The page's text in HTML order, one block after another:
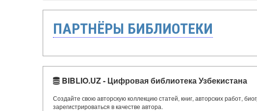
ПАРТНЁРЫ БИБЛИОТЕКИ
BIBLIO.UZ - Цифровая библиотека Узбекистана
Создайте свою авторскую коллекцию статей, книг, авторских работ,
зарегистрироваться в качестве автора.